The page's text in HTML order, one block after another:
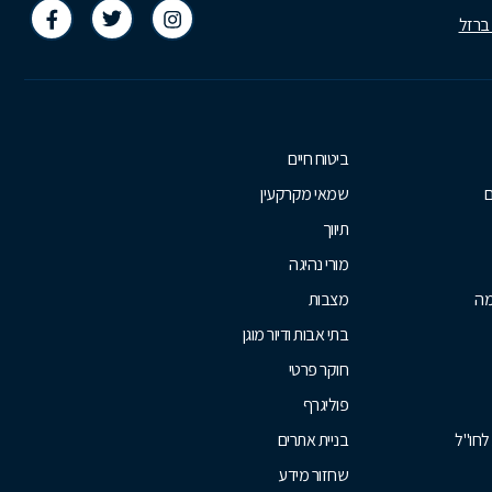
לחו"ל
ביטוח חיים
שמאי מקרקעין
תיווך
מורי נהיגה
מצבות
בתי אבות ודיור מוגן
חוקר פרטי
פוליגרף
בניית אתרים
שחזור מידע